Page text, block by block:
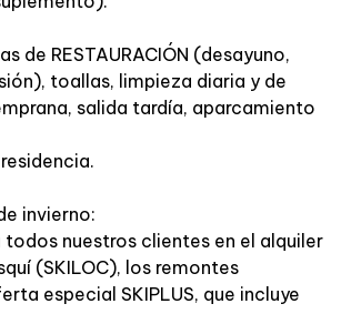
de RESTAURACIÓN (desayuno,
toallas, limpieza diaria y de
salida tardía, aparcamiento
invierno:
todos nuestros clientes en el alquiler
(SKILOC), los remontes
especial SKIPLUS, que incluye